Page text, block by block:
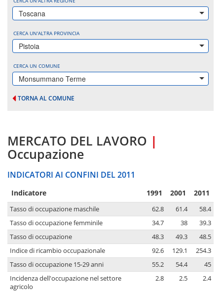
Toscana
CERCA UN'ALTRA PROVINCIA
Pistoia
CERCA UN COMUNE
Monsummano Terme
TORNA AL COMUNE
MERCATO DEL LAVORO |
Occupazione
INDICATORI AI CONFINI DEL 2011
Indicatore 1991 2001 2011
Tasso di occupazione maschile 62.8 61.4
58.4
Tasso di occupazione femminile
34.7 38
39.3
Tasso di occupazione
48.3 49.3
48.5
Indice di ricambio occupazionale
92.6 129.1
254.3
Tasso di occupazione 15-29 anni
55.2 54.4
45
Incidenza dell'occupazione nel settore
agricolo
2.8 2.5 2.4